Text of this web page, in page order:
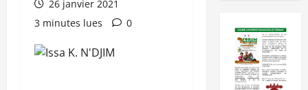
26 janvier 2021
3 minutes lues
0